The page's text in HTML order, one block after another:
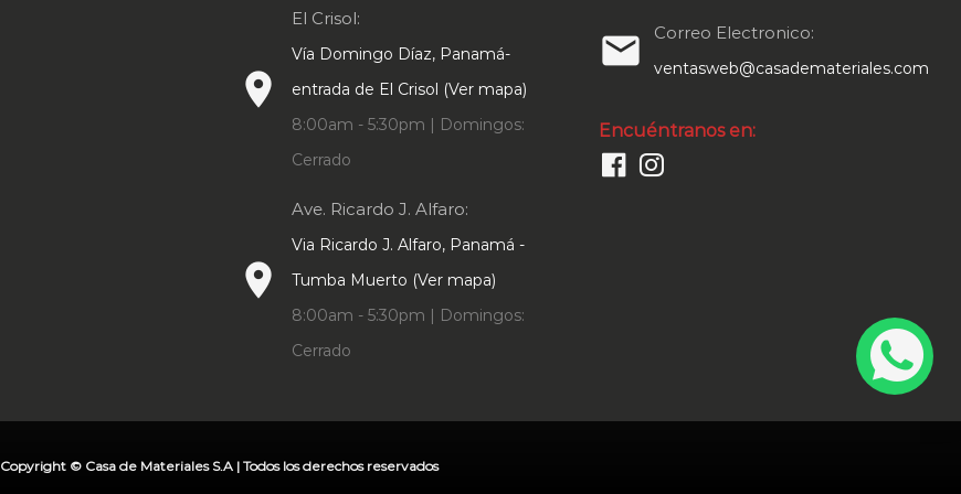
place
El Crisol:
Vía Domingo Díaz, Panamá-
entrada de El Crisol (Ver mapa)
8:00am - 5:30pm | Domingos:
Cerrado
place
Ave. Ricardo J. Alfaro:
Via Ricardo J. Alfaro, Panamá -
Tumba Muerto (Ver mapa)
8:00am - 5:30pm | Domingos:
Cerrado
email Correo Electronico:
ventasweb@casademateriales.com
Encuéntranos en:
Copyright © Casa de Materiales S.A | Todos los derechos reservados